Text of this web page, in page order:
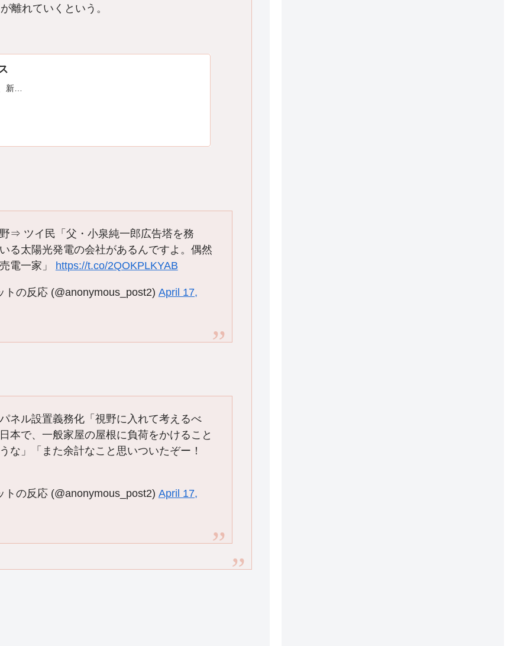
離れていくという。
新…
⇒ ツイ民「父・小泉純一郎広告塔を務
る太陽光発電の会社があるんですよ。偶然
電一家」 https://t.co/2QOKPLKYAB
の反応 (@anonymous_post2) April 17,
ル設置義務化「視野に入れて考えるべ
本で、一般家屋の屋根に負荷をかけること
な」「また余計なこと思いついたぞー！
の反応 (@anonymous_post2) April 17,